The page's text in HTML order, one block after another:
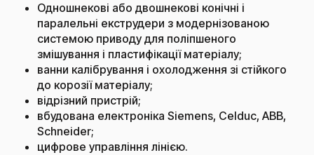
Одношнекові або двошнекові конічні і
паралельні екструдери з модернізованою
системою приводу для поліпшеного
змішування і пластифікації матеріалу;
ванни калібрування і охолодження зі стійкого
до корозії матеріалу;
відрізний пристрій;
вбудована електроніка Siemens, Celduc, ABB,
Schneider;
цифрове управління лінією.